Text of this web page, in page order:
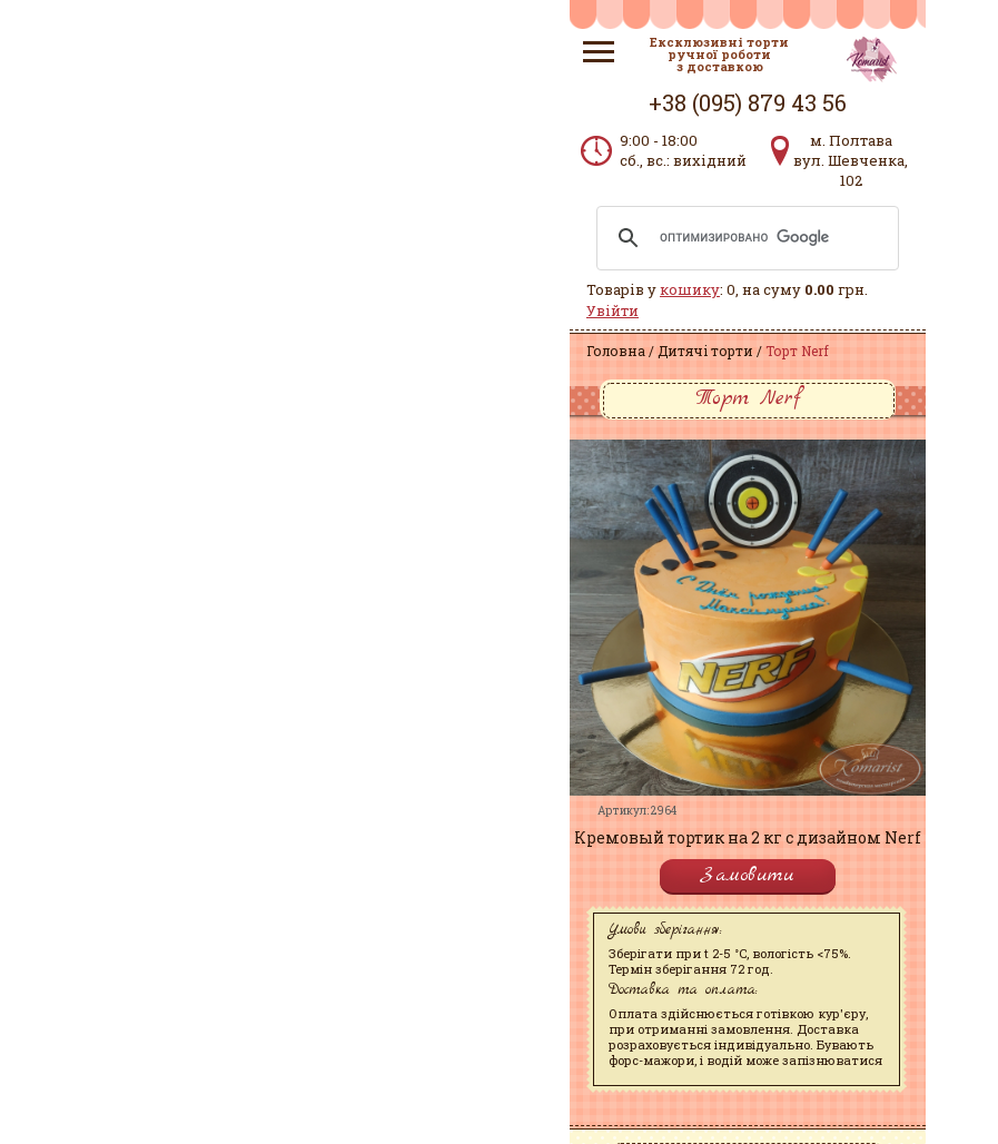
Ексклюзивні торти
ручної роботи
з доставкою
+38 (095) 879 43 56
9:00 - 18:00
сб., вс.: вихідний
м. Полтава
вул. Шевченка,
102
Товарів укошику: 0, на суму 0.00 грн.
Увійти
Головна Дитячі торти Торт Nerf
Торт Nerf
Артикул: 2964
Кремовый тортик на 2 кг с дизайном Nerf
Замовити
Умови зберігання:
Зберігати при t 2-5 °C, вологість <75%.
Термін зберігання 72 год.
Доставка та оплата:
Оплата здійснюється готівкою кур'єру,
при отриманні замовлення. Доставка
розраховується індивідуально. Бувають
форс-мажори, і водій може запізнюватися